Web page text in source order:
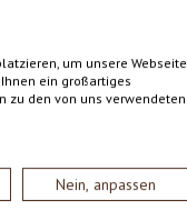
um unsere Webseite
ein großartiges
zu den von uns verwendeten
Nein, anpassen